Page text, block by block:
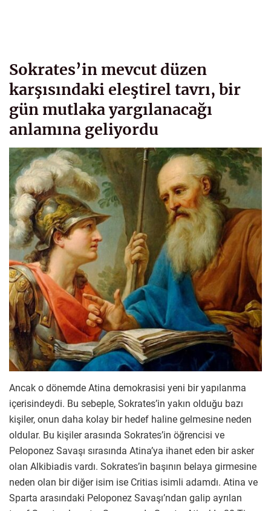
Sokrates’in mevcut düzen
karşısındaki eleştirel tavrı, bir
gün mutlaka yargılanacağı
anlamına geliyordu
Ancak o dönemde Atina demokrasisi yeni bir yapılanma
içerisindeydi. Bu sebeple, Sokrates’in yakın olduğu bazı
kişiler, onun daha kolay bir hedef haline gelmesine neden
oldular. Bu kişiler arasında Sokrates’in öğrencisi ve
Peloponez Savaşı sırasında Atina’ya ihanet eden bir asker
olan Alkibiadis vardı. Sokrates’in başının belaya girmesine
neden olan bir diğer isim ise Critias isimli adamdı. Atina ve
Sparta arasındaki Peloponez Savaşı’ndan galip ayrılan